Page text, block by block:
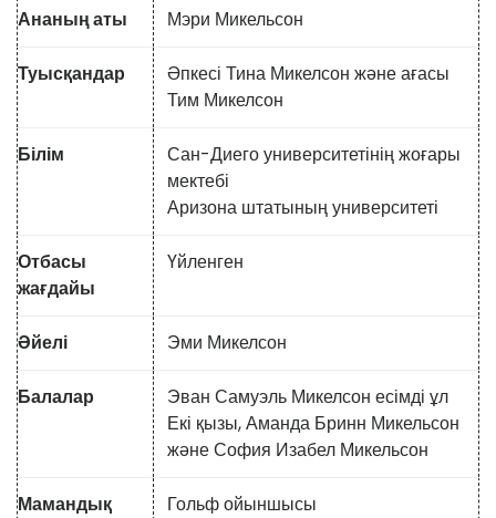
Ананың аты Мэри Микельсон
Туысқандар
Әпкесі Тина Микелсон және ағасы
Тим Микелсон
Білім
Сан-Диего университетінің жоғары
мектебі
Аризона штатының университеті
Отбасы
жағдайы
Үйленген
Әйелі Эми Микелсон
Балалар
Эван Самуэль Микелсон есімді ұл
Екі қызы, Аманда Бринн Микельсон
және София Изабел Микельсон
Мамандық Гольф ойыншысы